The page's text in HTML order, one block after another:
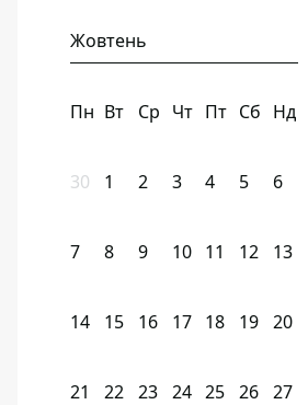
Жовтень
Пн Вт Ср Чт Пт Сб Нд
30 1 2 3 4 5 6
7 8 9 10 11 12 13
14 15 16 17 18 19 20
21 22 23 24 25 26 27